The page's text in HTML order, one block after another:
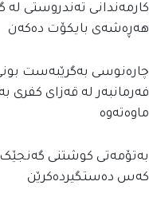
کارمەندانی تەندروستی لە
هەڕەشەی بایکۆت دەکەن
فه‌رمانبه‌ر له‌ قه‌زاى كفرى
ماوه‌ته‌وه‌
کەس دەستگیردەکرێن